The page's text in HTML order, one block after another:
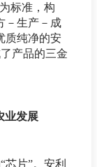
标准，构
－生产－成
质纯净的安
产品的三金
业发展
片”。安利